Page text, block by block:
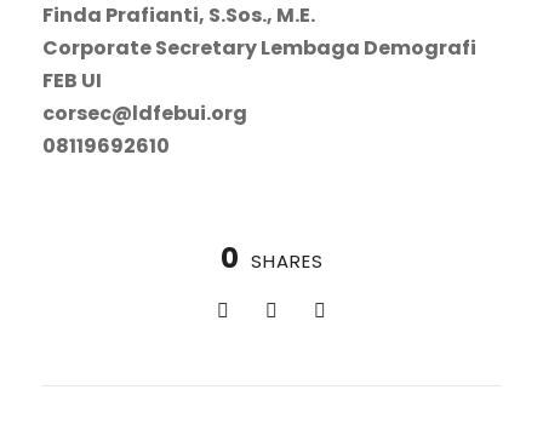
Finda Prafianti, S.Sos., M.E.
Corporate Secretary Lembaga Demografi
FEB UI
corsec@ldfebui.org
08119692610
0 SHARES